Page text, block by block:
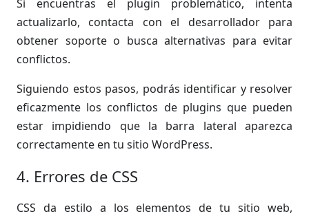
Si encuentras el plugin problemático, intenta
actualizarlo, contacta con el desarrollador para
obtener soporte o busca alternativas para evitar
conflictos.
Siguiendo estos pasos, podrás identificar y resolver
eficazmente los conflictos de plugins que pueden
estar impidiendo que la barra lateral aparezca
correctamente en tu sitio WordPress.
4. Errores de CSS
CSS da estilo a los elementos de tu sitio web,